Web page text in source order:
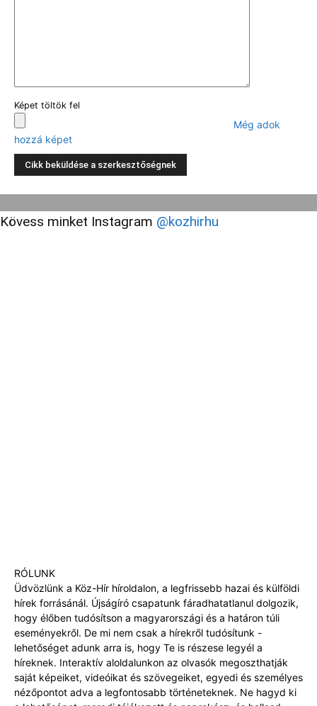
Képet töltök fel
Még adok
hozzá képet
Kövess minket Instagram @kozhirhu
RÓLUNK
Üdvözlünk a Köz-Hír híroldalon, a legfrissebb hazai és külföldi
hírek forrásánál. Újságíró csapatunk fáradhatatlanul dolgozik,
hogy élőben tudósítson a magyarországi és a határon túli
eseményekről. De mi nem csak a hírekről tudósítunk -
lehetőséget adunk arra is, hogy Te is részese legyél a
híreknek. Interaktív aloldalunkon az olvasók megoszthatják
saját képeiket, videóikat és szövegeiket, egyedi és személyes
nézőpontot adva a legfontosabb történeteknek. Ne hagyd ki